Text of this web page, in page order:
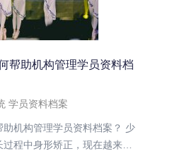
帮助机构管理学员资料档
学员资料档案
机构管理学员资料档案？ 少
程中身形矫正，现在越来越